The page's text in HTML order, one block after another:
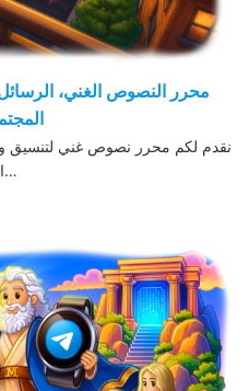
محرر النصوص الغني،
المجتمعات، ٣٥٠
نقدم لكم محرر نصوص غني لتنسيق
التي تربط بين العديد من المجموعات…